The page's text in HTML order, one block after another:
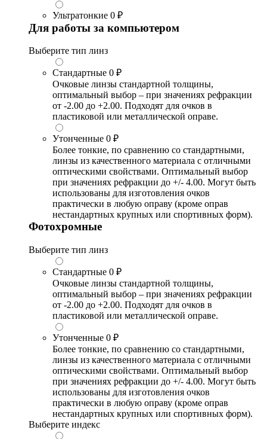
Ультратонкие 0 ₽
Для работы за компьютером
Выберите тип линз
Стандартные 0 ₽
Очковые линзы стандартной толщины,
оптимальный выбор – при значениях рефракции
от -2.00 до +2.00. Подходят для очков в
пластиковой или металлической оправе.
Утонченные 0 ₽
Более тонкие, по сравнению со стандартными,
линзы из качественного материала с отличными
оптическими свойствами. Оптимальный выбор
при значениях рефракции до +/- 4.00. Могут быть
использованы для изготовления очков
практически в любую оправу (кроме оправ
нестандартных крупных или спортивных форм).
Фотохромные
Выберите тип линз
Стандартные 0 ₽
Очковые линзы стандартной толщины,
оптимальный выбор – при значениях рефракции
от -2.00 до +2.00. Подходят для очков в
пластиковой или металлической оправе.
Утонченные 0 ₽
Более тонкие, по сравнению со стандартными,
линзы из качественного материала с отличными
оптическими свойствами. Оптимальный выбор
при значениях рефракции до +/- 4.00. Могут быть
использованы для изготовления очков
практически в любую оправу (кроме оправ
нестандартных крупных или спортивных форм).
Выберите индекс